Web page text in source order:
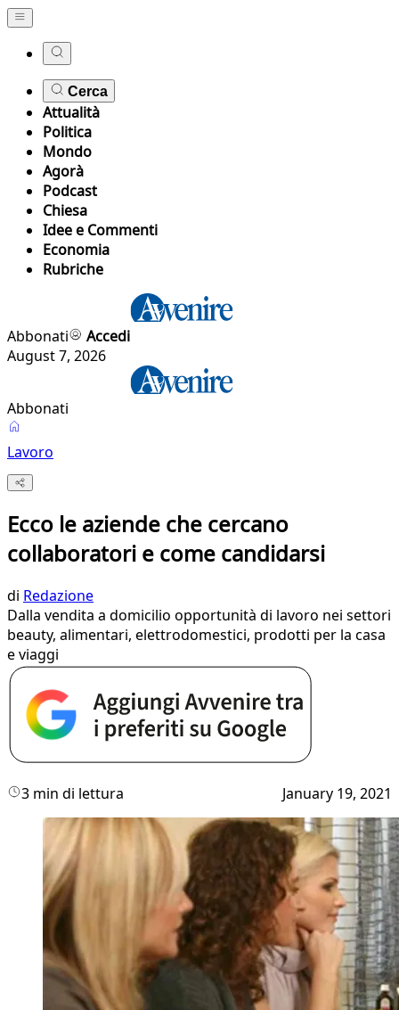
Cerca
Attualità
Politica
Mondo
Agorà
Podcast
Chiesa
Idee e Commenti
Economia
Rubriche
Abbonati
Accedi
August 7, 2026
Abbonati
Lavoro
Ecco le aziende che cercano
collaboratori e come candidarsi
di Redazione
Dalla vendita a domicilio opportunità di lavoro nei settori
beauty, alimentari, elettrodomestici, prodotti per la casa
e viaggi
3 min di lettura January 19, 2021